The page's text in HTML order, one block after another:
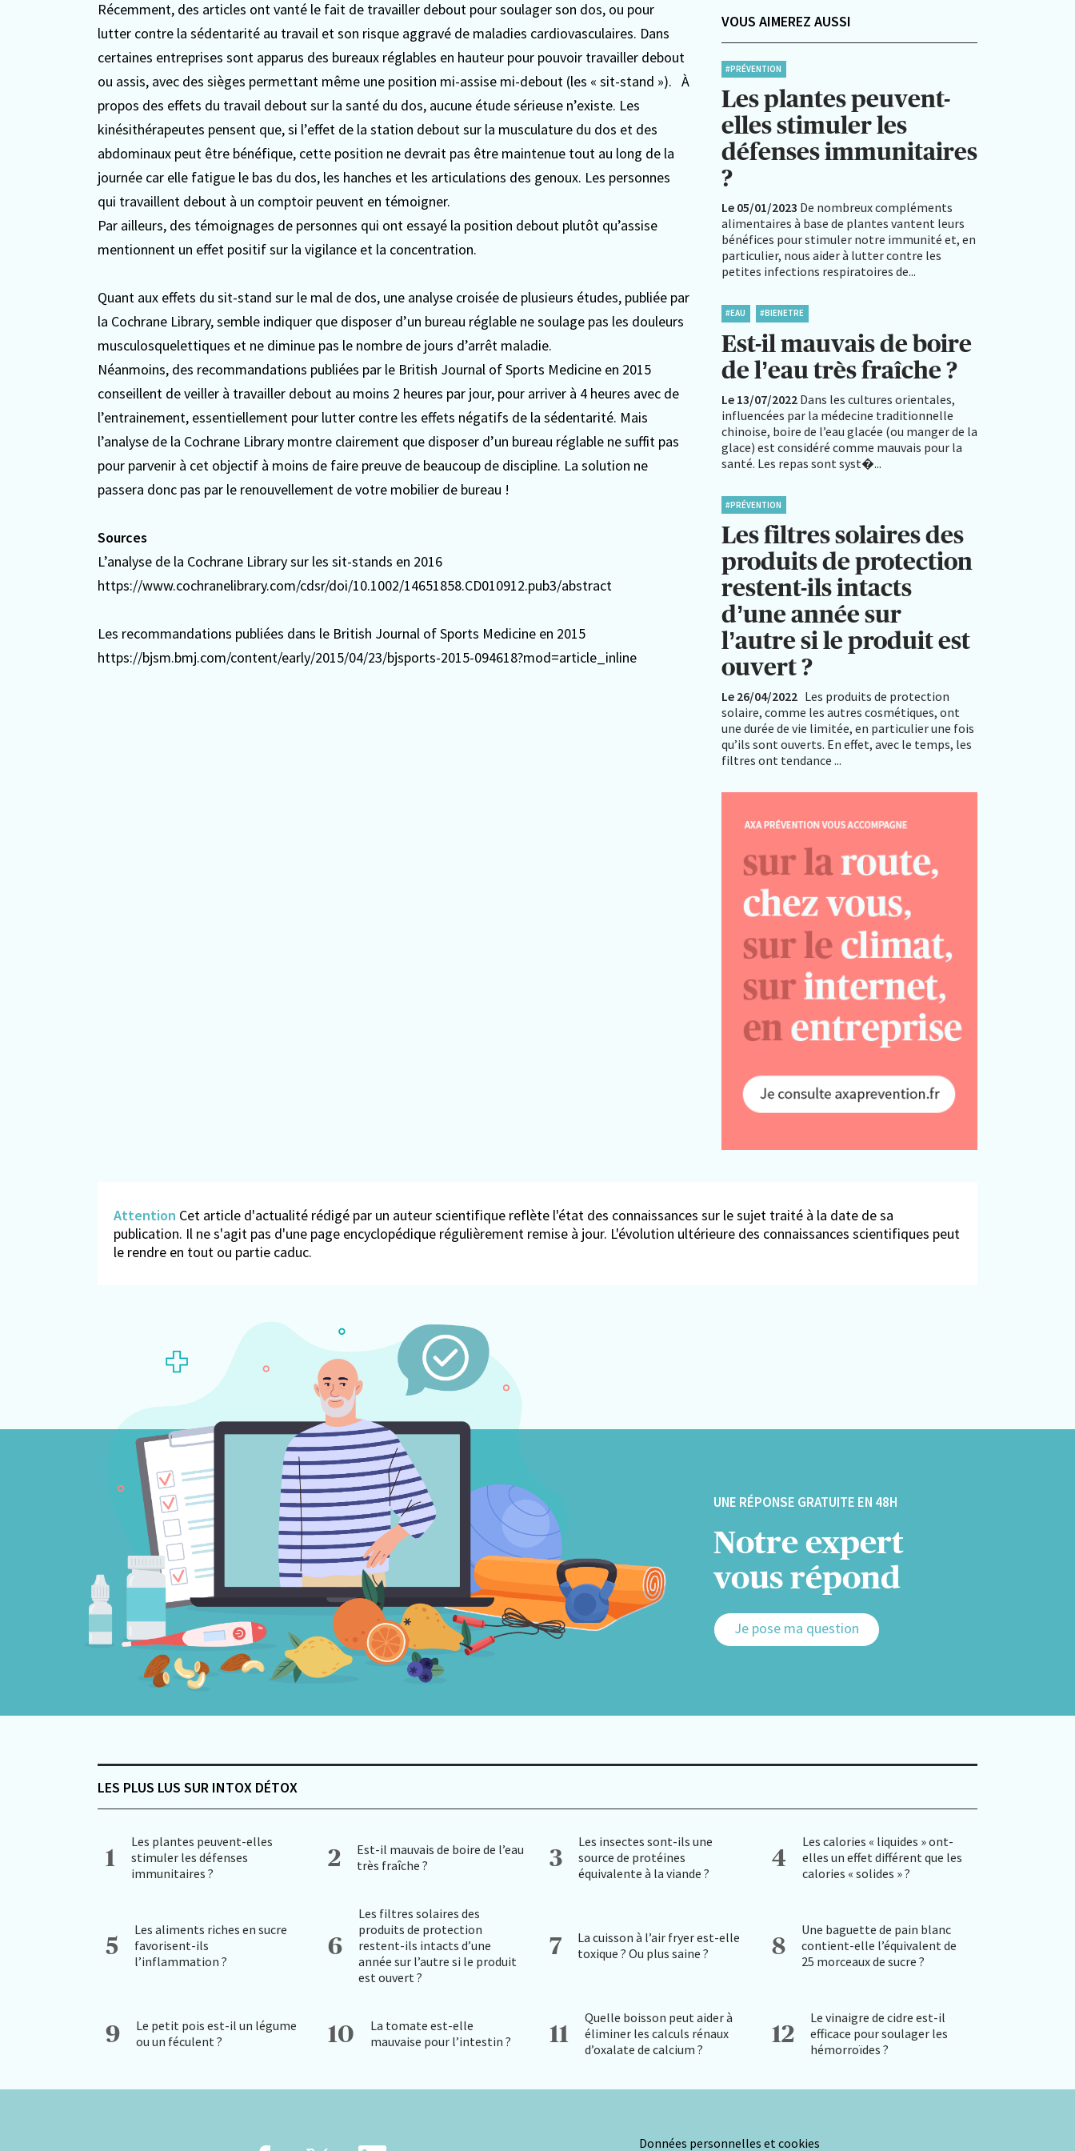
Récemment, des articles ont vanté le fait de travailler debout pour soulager son dos, ou pour
lutter contre la sédentarité au travail et son risque aggravé de maladies cardiovasculaires. Dans
certaines entreprises sont apparus des bureaux réglables en hauteur pour pouvoir travailler debout
ou assis, avec des sièges permettant même une position mi-assise mi-debout (les « sit-stand »). À
propos des effets du travail debout sur la santé du dos, aucune étude sérieuse n’existe. Les
kinésithérapeutes pensent que, si l’effet de la station debout sur la musculature du dos et des
abdominaux peut être bénéfique, cette position ne devrait pas être maintenue tout au long de la
journée car elle fatigue le bas du dos, les hanches et les articulations des genoux. Les personnes
qui travaillent debout à un comptoir peuvent en témoigner.
Par ailleurs, des témoignages de personnes qui ont essayé la position debout plutôt qu’assise
mentionnent un effet positif sur la vigilance et la concentration.
Quant aux effets du sit-stand sur le mal de dos, une analyse croisée de plusieurs études, publiée par
la Cochrane Library, semble indiquer que disposer d’un bureau réglable ne soulage pas les douleurs
musculosquelettiques et ne diminue pas le nombre de jours d’arrêt maladie.
Néanmoins, des recommandations publiées par le British Journal of Sports Medicine en 2015
conseillent de veiller à travailler debout au moins 2 heures par jour, pour arriver à 4 heures avec de
l’entrainement, essentiellement pour lutter contre les effets négatifs de la sédentarité. Mais
l’analyse de la Cochrane Library montre clairement que disposer d’un bureau réglable ne suffit pas
pour parvenir à cet objectif à moins de faire preuve de beaucoup de discipline. La solution ne
passera donc pas par le renouvellement de votre mobilier de bureau !
Sources
L’analyse de la Cochrane Library sur les sit-stands en 2016
https://www.cochranelibrary.com/cdsr/doi/10.1002/14651858.CD010912.pub3/abstract
Les recommandations publiées dans le British Journal of Sports Medicine en 2015
https://bjsm.bmj.com/content/early/2015/04/23/bjsports-2015-094618?mod=article_inline
Attention Cet article d'actualité rédigé par un auteur scientifique reflète l'état des connaissances sur le sujet traité à la date de sa
publication. Il ne s'agit pas d'une page encyclopédique régulièrement remise à jour. L'évolution ultérieure des connaissances scientifiques peut
le rendre en tout ou partie caduc.
VOUS AIMEREZ AUSSI
#PRÉVENTION
Les plantes peuvent-
elles stimuler les
défenses immunitaires
?
Le 05/01/2023 De nombreux compléments
alimentaires à base de plantes vantent leurs
bénéfices pour stimuler notre immunité et, en
particulier, nous aider à lutter contre les
petites infections respiratoires de...
#EAU #BIENETRE
Est-il mauvais de boire
de l’eau très fraîche ?
Le 13/07/2022 Dans les cultures orientales,
influencées par la médecine traditionnelle
chinoise, boire de l’eau glacée (ou manger de la
glace) est considéré comme mauvais pour la
santé. Les repas sont syst�...
#PRÉVENTION
Les filtres solaires des
produits de protection
restent-ils intacts
d’une année sur
l’autre si le produit est
ouvert ?
Le 26/04/2022 Les produits de protection
solaire, comme les autres cosmétiques, ont
une durée de vie limitée, en particulier une fois
qu’ils sont ouverts. En effet, avec le temps, les
filtres ont tendance ...
UNE RÉPONSE GRATUITE EN 48H
Notre expert
vous répond
Je pose ma question
LES PLUS LUS SUR INTOX DÉTOX
1
Les plantes peuvent-elles
stimuler les défenses
immunitaires ?
2
Est-il mauvais de boire de l’eau
très fraîche ?
3
Les insectes sont-ils une
source de protéines
équivalente à la viande ?
4
Les calories « liquides » ont-
elles un effet différent que les
calories « solides » ?
5
Les aliments riches en sucre
favorisent-ils
l’inflammation ?
6
Les filtres solaires des
produits de protection
restent-ils intacts d’une
année sur l’autre si le produit
est ouvert ?
7
La cuisson à l’air fryer est-elle
toxique ? Ou plus saine ?
8
Une baguette de pain blanc
contient-elle l’équivalent de
25 morceaux de sucre ?
9
Le petit pois est-il un légume
ou un féculent ?
10
La tomate est-elle
mauvaise pour l’intestin ?
11
Quelle boisson peut aider à
éliminer les calculs rénaux
d’oxalate de calcium ?
12
Le vinaigre de cidre est-il
efficace pour soulager les
hémorroïdes ?
Données personnelles et cookies